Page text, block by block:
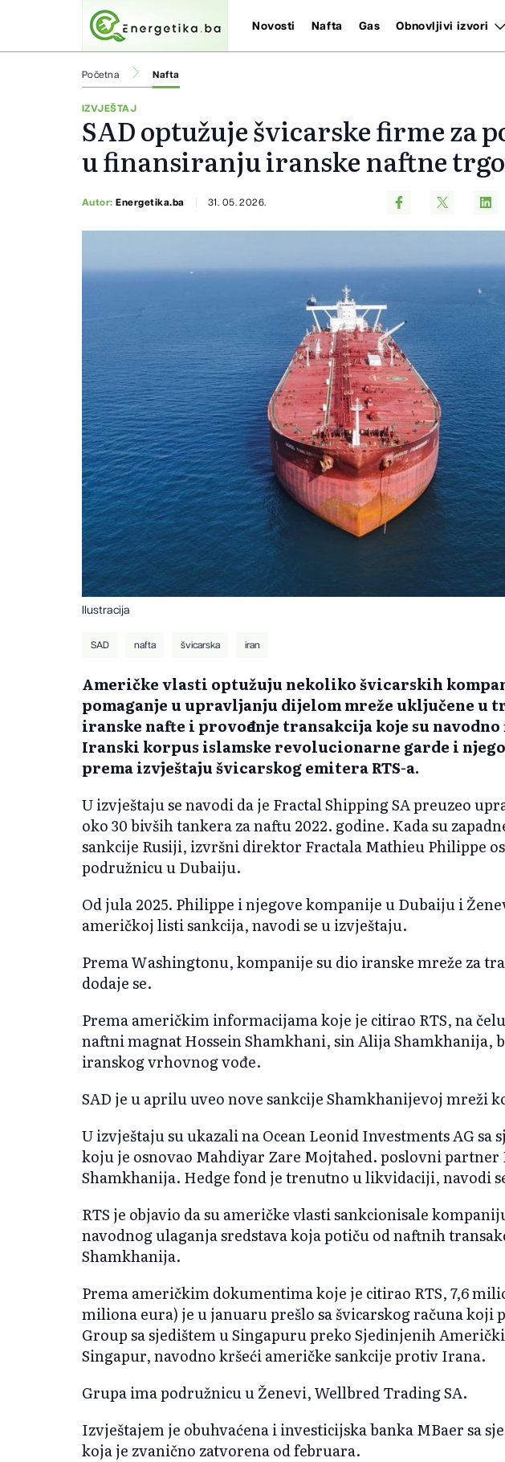
Novosti Nafta Gas Obnovljivi izvori
Početna Nafta
IZVJEŠTAJ
SAD optužuje švicarske firme za
u finansiranju iranske naftne
Autor:Energetika.ba 31. 05. 2026.
Ilustracija
SAD nafta švicarska iran
Američke vlasti optužuju nekoliko švicarskih
pomaganje u upravljanju dijelom mreže uključene u
iranske nafte i provođenje transakcija koje su
Iranski korpus islamske revolucionarne garde i
prema izvještaju švicarskog emitera RTS-a.
U izvještaju se navodi da je Fractal Shipping SA preuzeo
oko 30 bivših tankera za naftu 2022. godine. Kada su
sankcije Rusiji, izvršni direktor Fractala Mathieu Philippe
podružnicu u Dubaiju.
Od jula 2025. Philippe i njegove kompanije u Dubaiju i
američkoj listi sankcija, navodi se u izvještaju.
Prema Washingtonu, kompanije su dio iranske mreže za
dodaje se.
Prema američkim informacijama koje je citirao RTS, na
naftni magnat Hossein Shamkhani, sin Alija Shamkhanija,
iranskog vrhovnog vođe.
SAD je u aprilu uveo nove sankcije Shamkhanijevoj mreži
U izvještaju su ukazali na Ocean Leonid Investments AG sa
koju je osnovao Mahdiyar Zare Mojtahed. poslovni partner
Shamkhanija. Hedge fond je trenutno u likvidaciji, navodi
RTS je objavio da su američke vlasti sankcionisale
navodnog ulaganja sredstava koja potiču od naftnih
Shamkhanija.
Prema američkim dokumentima koje je citirao RTS, 7,6
miliona eura) je u januaru prešlo sa švicarskog računa koji
Group sa sjedištem u Singapuru preko Sjedinjenih
Singapur, navodno kršeći američke sankcije protiv Irana.
Grupa ima podružnicu u Ženevi, Wellbred Trading SA.
Izvještajem je obuhvaćena i investicijska banka MBaer sa
koja je zvanično zatvorena od februara.